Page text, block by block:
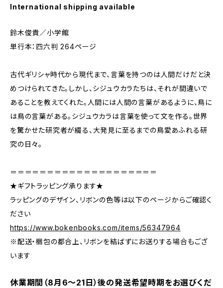
International shipping available
鈴木俊貴／小学館
単行本：四六判 264ページ
古代ギリシャ時代から現代まで、言葉を持つのは人間だけだと決
めつけられてきた。しかし、シジュウカラたちは、それが間違いで
あることを教えてくれた。人間には人間の言葉があるように、鳥に
は鳥の言葉がある。シジュウカラは言葉を使って文を作る。世界
を驚かせた研究者が綴る、大発見に至るまでの鳥愛あふれる研
究の日々。
＝＝＝＝＝＝＝＝＝＝＝＝＝＝＝＝＝＝＝＝
★ギフトラッピング承ります★
ラッピングのデザイン、リボンの色等は以下のページからご確認く
ださい
https://www.bokenbooks.com/items/56347964
※配送・梱包の都合上、リボンを結ばずにお送りする場合もござ
います
休業期間（8月6〜21日）後の発送希望時期をお選びくだ